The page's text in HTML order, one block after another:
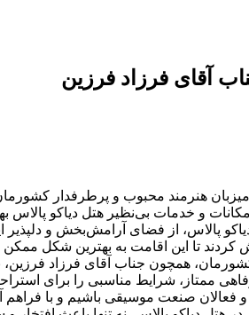
آقای فرزاد فرزین
در اردیبهشت ماه 1403 با افتخار میزبان
و خدمات بی‌نظیر هتل دیاکو پالاس
پالاس، از فضای آرامش‌بخش و دلپذیر
تا این اقامت به بهترین شکل
کشورمان، همچون جناب آقای فرزاد
ممتاز، شرایط مناسبی را برای
و فعالان صنعت موسیقی باشیم و